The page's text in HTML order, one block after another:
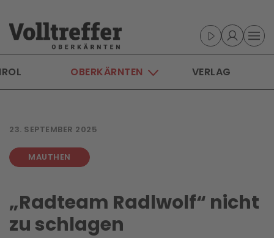
Skip to main content
OBERKÄRNTEN VERLAG
23. SEPTEMBER 2025
MAUTHEN
„Radteam Radlwolf“ nicht
zu schlagen